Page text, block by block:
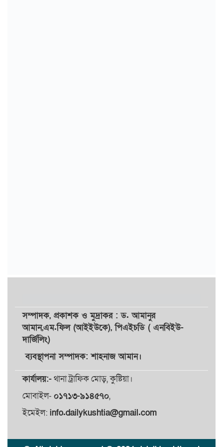
সম্পাদক, প্রকাশকওমুদ্রাকর: ড. আমানুর
আমান,এম.ফিল (আইইউকে), পিএইচডি ( এনবিইউ-
দার্জিলিং)
ব্যবস্থাপনা সম্পাদক: শাহনাজ আমান।
কার্যালয়:-থানা ট্রাফিক মোড়, কুষ্টিয়া।
মোবাইল- ০১৭১৩-৯১৪৫৭০,
ইমেইল: info.dailykushtia@gmail.com